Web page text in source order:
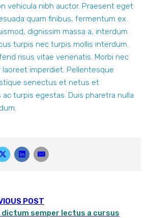
vehicula nibh auctor. Praesent eget
quam finibus, fermentum ex.
dignissim massa a, interdum
turpis nec turpis mollis interdum.
risus vitae venenatis. Morbi nec
imperdiet. Pellentesque
senectus et netus et
ac turpis egestas. Duis pharetra nulla
POST
dictum semper lectus a cursus